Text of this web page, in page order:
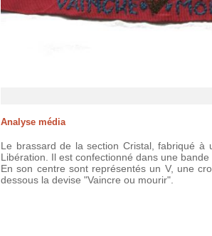
Analyse média
Le brassard de la section Cristal, fabriqué
Libération. Il est confectionné dans une
En son centre sont représentés un V, une
dessous la devise "Vaincre ou mourir".